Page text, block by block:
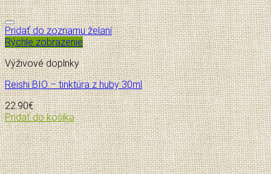
Pridať do zoznamu želaní
Rýchle zobrazenie
Výživové doplnky
Reishi BIO – tinktúra z huby 30ml
22.90€
Pridať do košíka